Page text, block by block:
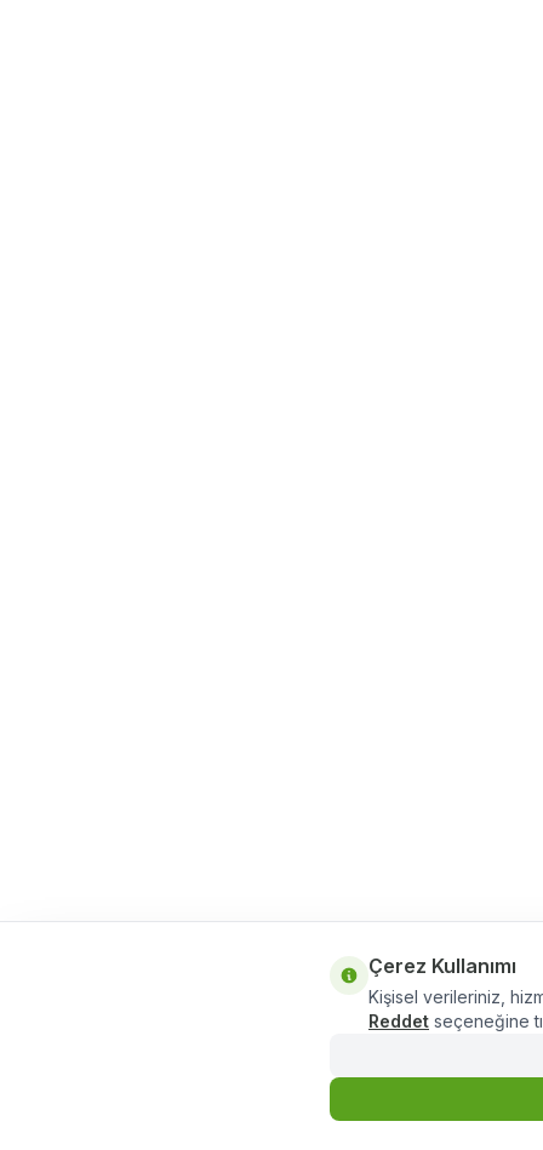
Çerez Kullanımı
Kişisel verileriniz,
Reddet seçeneğine